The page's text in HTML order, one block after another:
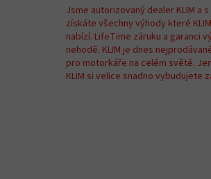
l
á
d
a
c
í
Jsme autorizovaný dealer KLIM a
získáte všechny výhody které
nabízí. LifeTime záruku a garanci
nehodě. KLIM je dnes
pro motorkáře na celém světě.
KLIM si velice snadno vybudujete